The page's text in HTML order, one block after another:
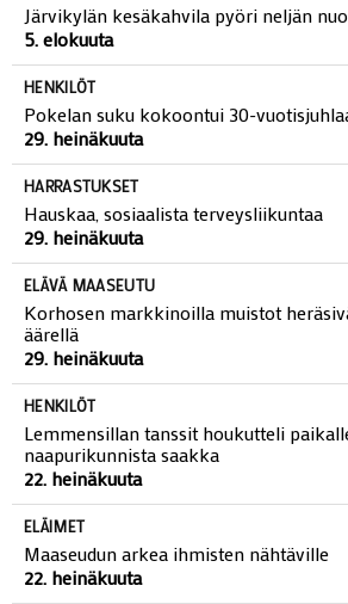
Järvikylän kesäkahvila pyöri neljän
5. elokuuta
HENKILÖT
Pokelan suku kokoontui 30-
29. heinäkuuta
HARRASTUKSET
Hauskaa, sosiaalista terveysliikuntaa
29. heinäkuuta
ELÄVÄ MAASEUTU
Korhosen markkinoilla muistot
äärellä
29. heinäkuuta
HENKILÖT
Lemmensillan tanssit houkutteli
naapurikunnista saakka
22. heinäkuuta
ELÄIMET
Maaseudun arkea ihmisten nähtäville
22. heinäkuuta